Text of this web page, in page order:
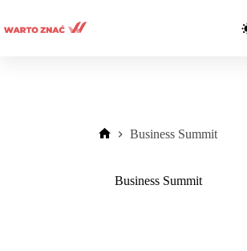
treści
Business Summit
Business Summit